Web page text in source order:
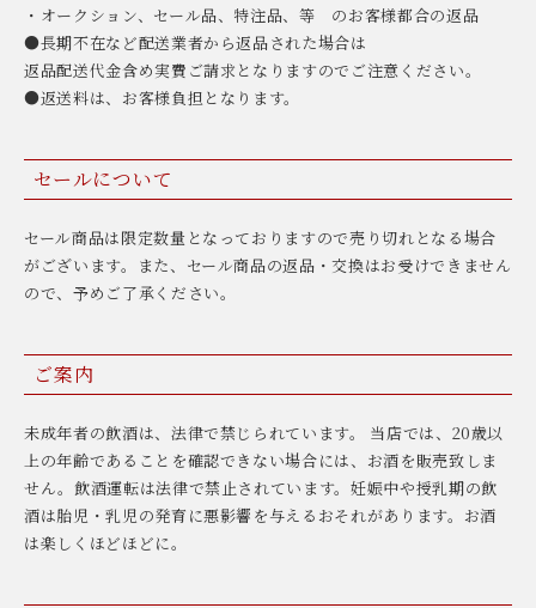
・オークション、セール品、特注品、等 のお客様都合の返品
●長期不在など配送業者から返品された場合は
返品配送代金含め実費ご請求となりますのでご注意ください。
●返送料は、お客様負担となります。
セールについて
セール商品は限定数量となっておりますので売り切れとなる場合
がございます。また、セール商品の返品・交換はお受けできません
ので、予めご了承ください。
ご案内
未成年者の飲酒は、法律で禁じられています。 当店では、20歳以
上の年齢であることを確認できない場合には、お酒を販売致しま
せん。飲酒運転は法律で禁止されています。妊娠中や授乳期の飲
酒は胎児・乳児の発育に悪影響を与えるおそれがあります。お酒
は楽しくほどほどに。